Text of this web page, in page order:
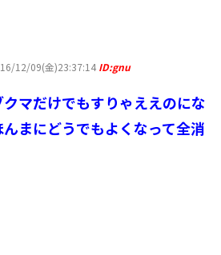
12/09(金)23:37:14 ID:gnu
マだけでもすりゃええのにな
まにどうでもよくなって全消